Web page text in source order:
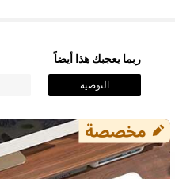
ربما يعجبك هذا أيضاً
التوصية